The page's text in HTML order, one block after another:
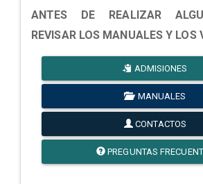
ANTES DE REALIZAR
REVISAR LOS MANUALES Y LOS
ADMISIONES
MANUALES
CONTACTOS
PREGUNTAS